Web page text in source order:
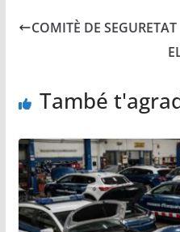
COMITÈ DE
També